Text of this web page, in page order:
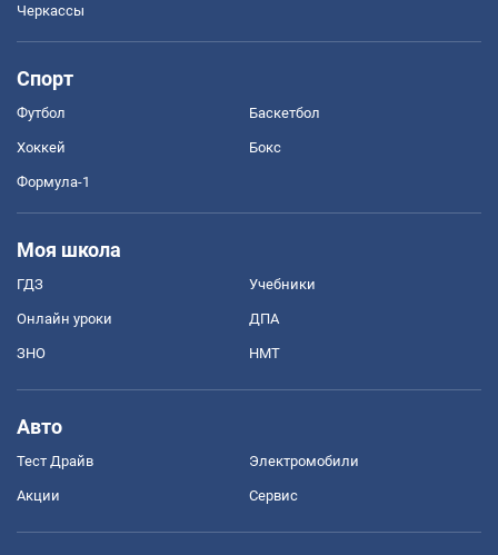
Черкассы
Спорт
Футбол Баскетбол
Хоккей Бокс
Формула-1
Моя школа
ГДЗ Учебники
Онлайн уроки ДПА
ЗНО НМТ
Авто
Тест Драйв Электромобили
Акции Сервис